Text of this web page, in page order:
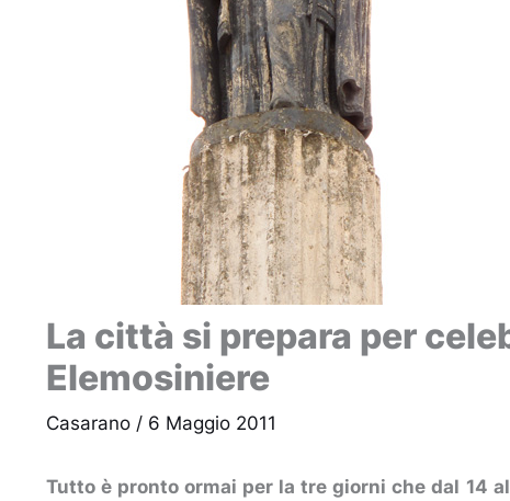
La città si prepara per
Elemosiniere
Casarano / 6 Maggio 2011
Tutto è pronto ormai per la tre giorni che dal 14